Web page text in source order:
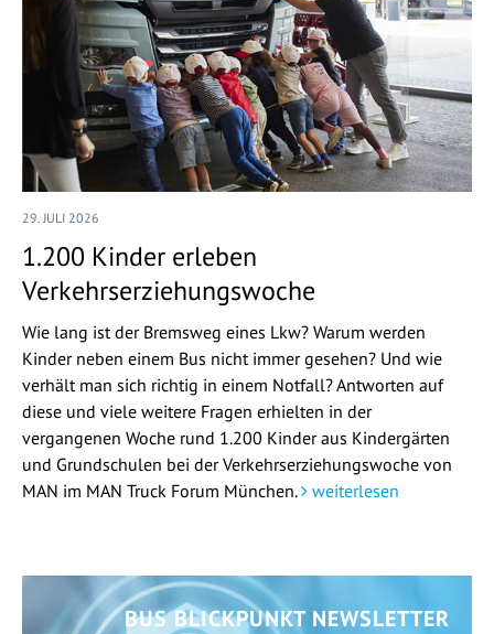
29. JULI 2026
1.200 Kinder erleben
Verkehrserziehungswoche
Wie lang ist der Bremsweg eines Lkw? Warum werden
Kinder neben einem Bus nicht immer gesehen? Und wie
verhält man sich richtig in einem Notfall? Antworten auf
diese und viele weitere Fragen erhielten in der
vergangenen Woche rund 1.200 Kinder aus Kindergärten
und Grundschulen bei der Verkehrserziehungswoche von
MAN im MAN Truck Forum München.
weiterlesen
BUS BLICKPUNKT NEWSLETTER